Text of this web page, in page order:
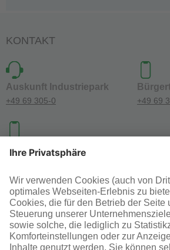
KONTAKT
Auskunft Industriepark
+49 69 305-0 +49 69
Investoren-Kontakt
+49 69 305-46300
SOCIAL MEDIA